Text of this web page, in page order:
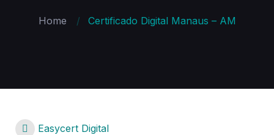
Home Certificado Digital Manaus – AM
Easycert Digital